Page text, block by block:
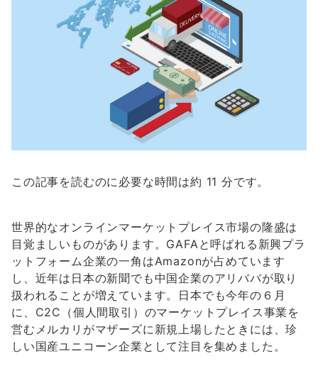
この記事を読むのに必要な時間は約 11 分です。
世界的なオンラインマーケットプレイス市場の隆盛は
目覚ましいものがあります。GAFAと呼ばれる新興プラ
ットフォーム企業の一角はAmazonが占めています
し、近年は日本の新聞でも中国企業のアリババが取り
扱われることが増えています。日本でも今年の６月
に、C2C（個人間取引）のマーケットプレイス事業を
営むメルカリがマザーズに新規上場したときには、珍
しい国産ユニコーン企業として注目を集めました。